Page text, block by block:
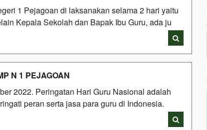
1 Pejagoan di laksanakan selama 2 hari yaitu
Kepala Sekolah dan Bapak Ibu Guru, ada ju
N 1 PEJAGOAN
2022. Peringatan Hari Guru Nasional adalah
peran serta jasa para guru di Indonesia.